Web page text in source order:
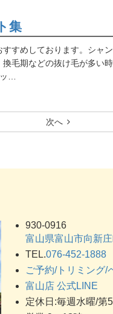
集
すめしております。シャ
換毛期などの抜け毛が多い
ッ…
次へ
930-0916
富山県富山市向新
TEL.076-452-1888
ご予約/トリミング/
富山店 公式LINE
定休日:毎週水曜/第